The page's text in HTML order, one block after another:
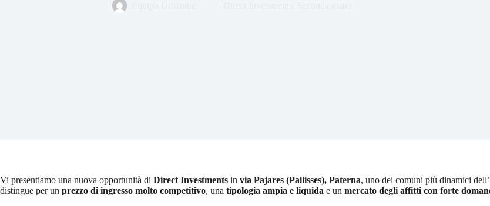
Vi presentiamo una nuova opportunità di Direct Investments in via Pajares (Pallisses), Paterna, uno dei comuni più dinamici
distingue per un prezzo di ingresso molto competitivo, una tipologia ampia e liquida e un mercato degli affitti con forte